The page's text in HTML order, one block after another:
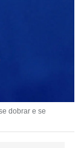
dobrar e se